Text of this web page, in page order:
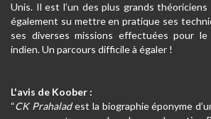
Unis. Il est l’un des plus grands
également su mettre en pratique ses
ses diverses missions effectuées pour
indien. Un parcours difficile à égaler !
L'avis de Koober :
“CK Prahaladest la biographie éponyme